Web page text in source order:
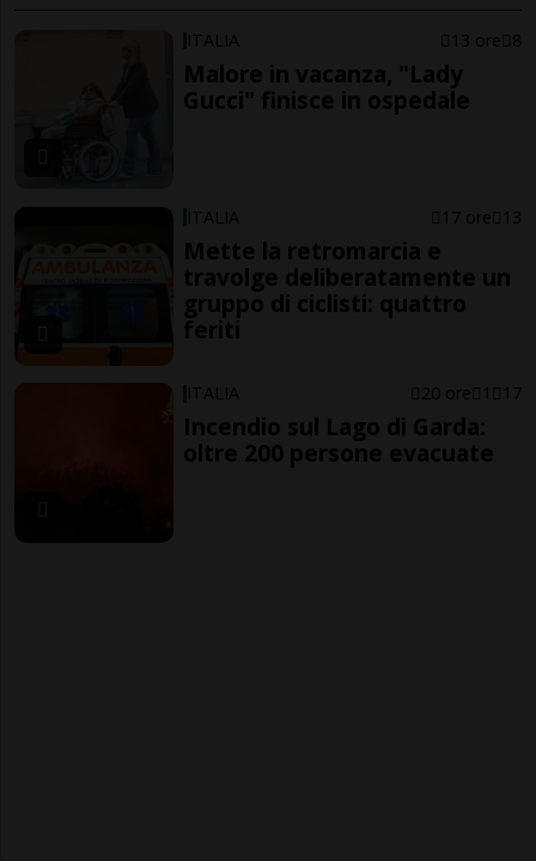
ITALIA 13 ore 8
Malore in vacanza, "Lady
Gucci" finisce in ospedale
ITALIA 17 ore 13
Mette la retromarcia e
travolge deliberatamente un
gruppo di ciclisti: quattro
feriti
ITALIA 20 ore 1 17
Incendio sul Lago di Garda:
oltre 200 persone evacuate